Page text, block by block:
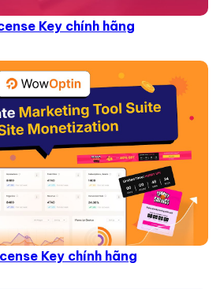
Key chính hãng
Key chính hãng